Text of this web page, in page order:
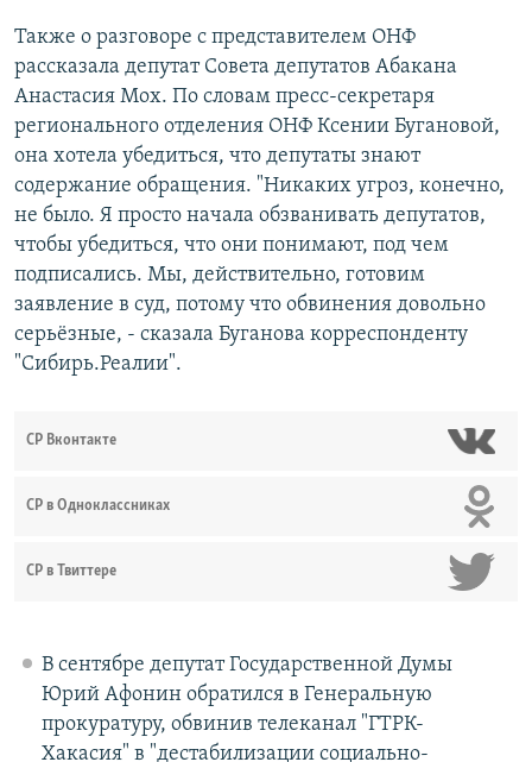
Также о разговоре с представителем ОНФ
рассказала депутат Совета депутатов Абакана
Анастасия Мох. По словам пресс-секретаря
регионального отделения ОНФ Ксении Бугановой,
она хотела убедиться, что депутаты знают
содержание обращения. "Никаких угроз, конечно,
не было. Я просто начала обзванивать депутатов,
чтобы убедиться, что они понимают, под чем
подписались. Мы, действительно, готовим
заявление в суд, потому что обвинения довольно
серьёзные, - сказала Буганова корреспонденту
"Сибирь.Реалии".
СР Вконтакте
СР в Одноклассниках
СР в Твиттере
В сентябре депутат Государственной Думы
Юрий Афонин обратился в Генеральную
прокуратуру, обвинив телеканал "ГТРК-
Хакасия" в "дестабилизации социально-